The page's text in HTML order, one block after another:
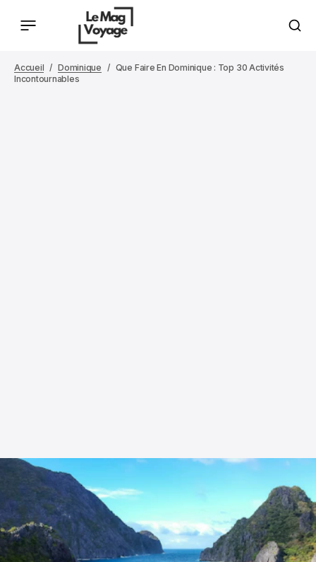
Accueil Dominique
Que Faire En Dominique : Top 30 Activités
Incontournables